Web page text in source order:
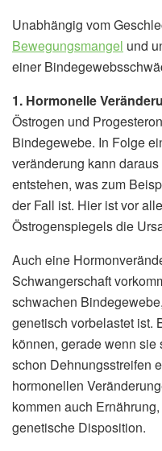
Unabhängig vom
Bewegungsmangel und
einer
1. Hormonelle
Östrogen und
Bindegewebe. In Folge
veränderung kann
entstehen, was zum
der Fall ist. Hier ist vor
Östrogenspiegels die
Auch eine
Schwangerschaft
schwachen
genetisch vorbelastet ist.
können, gerade wenn
schon Dehnungsstreifen
hormonellen
kommen auch
genetische Disposition.